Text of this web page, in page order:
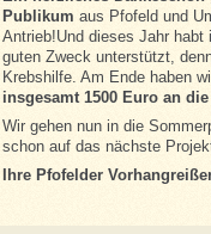
Publikum aus Pfofeld und
Antrieb!Und dieses Jahr habt
guten Zweck unterstützt,
Krebshilfe. Am Ende haben
insgesamt 1500 Euro an
Wir gehen nun in die
schon auf das nächste
Ihre Pfofelder